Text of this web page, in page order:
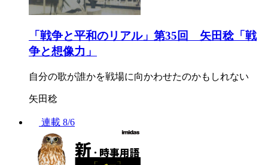
「戦争と平和のリアル」第35回 矢田稔「戦
争と想像力」
自分の歌が誰かを戦場に向かわせたのかもしれない
矢田稔
連載 8/6